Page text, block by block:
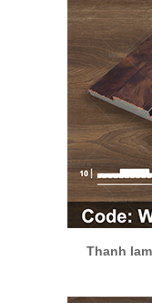
Thanh